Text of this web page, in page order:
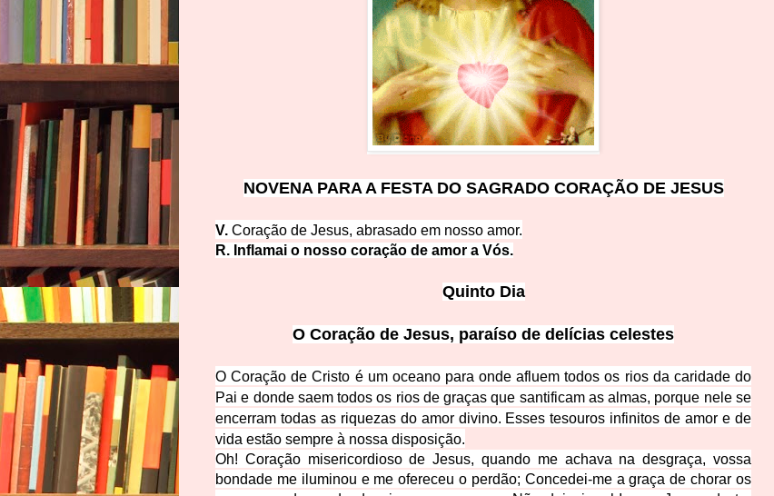
NOVENA PARA A FESTA DO SAGRADO CORAÇÃO DE JESUS
V. Coração de Jesus, abrasado em nosso amor.
R. Inflamai o nosso coração de amor a Vós.
Quinto Dia
O Coração de Jesus, paraíso de delícias celestes
O Coração de Cristo é um oceano para onde afluem todos os rios da caridade do
Pai e donde saem todos os rios de graças que santificam as almas, porque nele se
encerram todas as riquezas do amor divino. Esses tesouros infinitos de amor e de
vida estão sempre à nossa disposição.
Oh! Coração misericordioso de Jesus, quando me achava na desgraça, vossa
bondade me iluminou e me ofereceu o perdão; Concedei-me a graça de chorar os